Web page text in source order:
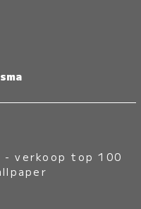
-verkoop top 100